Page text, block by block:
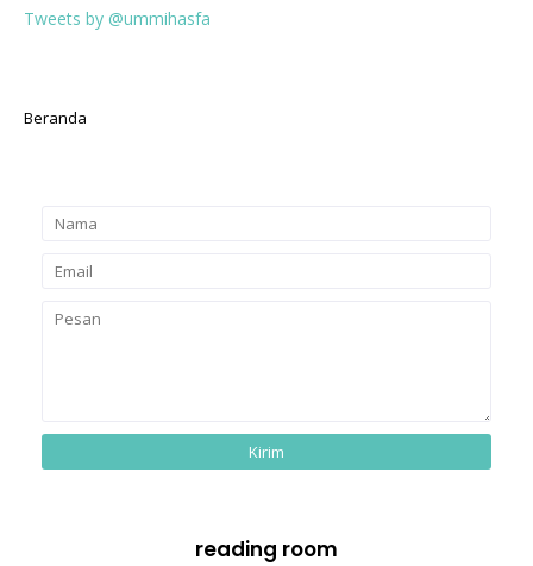
Tweets by @ummihasfa
Beranda
reading room